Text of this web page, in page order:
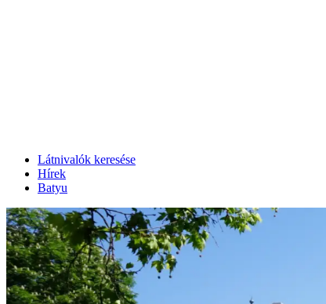
Látnivalók keresése
Hírek
Batyu